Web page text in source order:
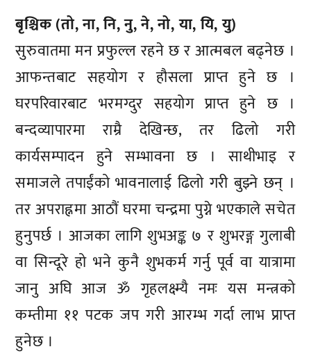
बृश्चिक (तो, ना, नि, नु, ने, नो, या, यि, यु)
सुरुवातमा मन प्रफुल्ल रहने छ र आत्मबल बढ्नेछ ।
आफन्तबाट सहयोग र हौसला प्राप्त हुने छ ।
घरपरिवारबाट भरमग्दुर सहयोग प्राप्त हुने छ ।
बन्दव्यापारमा राम्रै देखिन्छ, तर ढिलो गरी
कार्यसम्पादन हुने सम्भावना छ । साथीभाइ र
समाजले तपाईंको भावनालाई ढिलो गरी बुझ्ने छन् ।
तर अपराह्नमा आठौं घरमा चन्द्रमा पुग्ने भएकाले सचेत
हुनुपर्छ । आजका लागि शुभअङ्क ७ र शुभरङ्ग गुलाबी
वा सिन्दूरे हो भने कुनै शुभकर्म गर्नु पूर्व वा यात्रामा
जानु अघि आज ॐ गृहलक्ष्म्यै नमः यस मन्त्रको
कम्तीमा ११ पटक जप गरी आरम्भ गर्दा लाभ प्राप्त
हुनेछ ।